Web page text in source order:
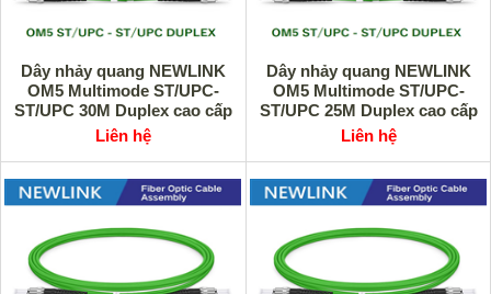
Dây nhảy quang NEWLINK
OM5 Multimode ST/UPC-
ST/UPC 30M Duplex cao cấp
Liên hệ
Dây nhảy quang NEWLINK
OM5 Multimode ST/UPC-
ST/UPC 25M Duplex cao cấp
Liên hệ